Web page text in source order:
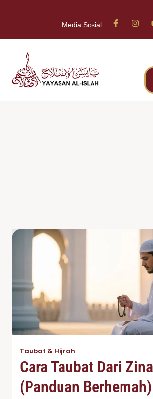
Media Sosial
Taubat & Hijrah
Cara Taubat Dari Zina
(Panduan Berhemah)